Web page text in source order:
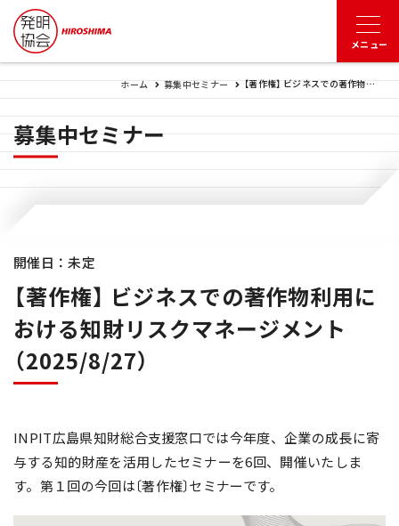
募集中セミナー
ホーム 募集中セミナー 【著作権】 ビジネスでの著作物利用における知財リスクマネージメント（2025/8/27）
開催日：未定
【著作権】 ビジネスでの著作物利用に
おける知財リスクマネージメント
（2025/8/27）
INPIT広島県知財総合支援窓口では今年度、企業の成長に寄
与する知的財産を活用したセミナーを6回、開催いたしま
す。第１回の今回は〔著作権〕セミナーです。